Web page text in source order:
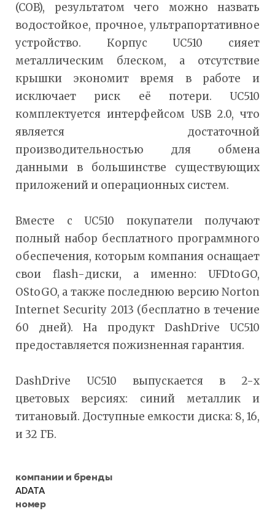
(COB), результатом чего можно назвать
водостойкое, прочное, ультрапортативное
устройство. Корпус UC510 сияет
металлическим блеском, а отсутствие
крышки экономит время в работе и
исключает риск её потери. UC510
комплектуется интерфейсом USB 2.0, что
является достаточной
производительностью для обмена
данными в большинстве существующих
приложений и операционных систем.
Вместе с UC510 покупатели получают
полный набор бесплатного программного
обеспечения, которым компания оснащает
свои flash-диски, а именно: UFDtoGO,
OStoGO, а также последнюю версию Norton
Internet Security 2013 (бесплатно в течение
60 дней). На продукт DashDrive UC510
предоставляется пожизненная гарантия.
DashDrive UC510 выпускается в 2-х
цветовых версиях: синий металлик и
титановый. Доступные емкости диска: 8, 16,
и 32 ГБ.
компании и бренды
ADATA
номер